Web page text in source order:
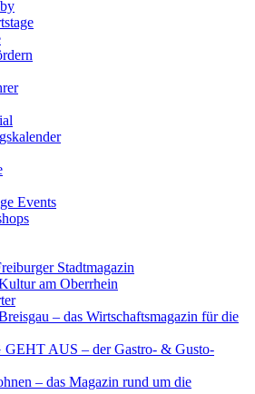
Events
Stadtmagazin
am Oberrhein
– das Wirtschaftsmagazin für die
AUS – der Gastro- & Gusto-
– das Magazin rund um die